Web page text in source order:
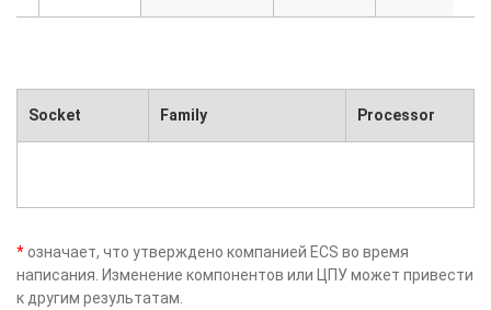
Socket Family Processor
* означает, что утверждено компанией ECS во время
написания. Изменение компонентов или ЦПУ может привести
к другим результатам.